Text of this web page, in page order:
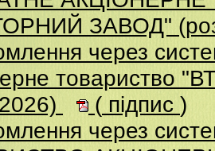
ЗАВОД"
через
товариство
( підпис )
через